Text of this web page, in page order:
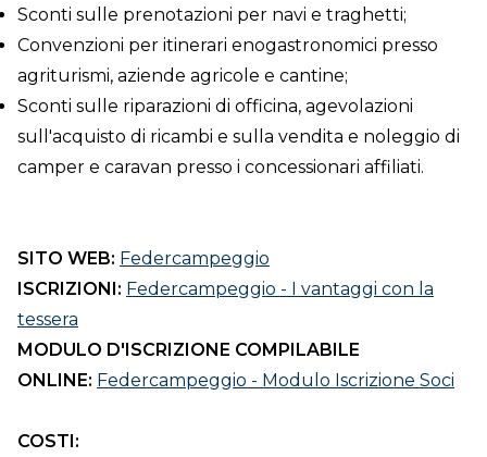
Sconti sulle prenotazioni per navi e traghetti;
Convenzioni per itinerari enogastronomici presso
agriturismi, aziende agricole e cantine;
Sconti sulle riparazioni di officina, agevolazioni
sull'acquisto di ricambi e sulla vendita e noleggio di
camper e caravan presso i concessionari affiliati.
SITO WEB: Federcampeggio
ISCRIZIONI: Federcampeggio - I vantaggi con la
tessera
MODULO D'ISCRIZIONE COMPILABILE
ONLINE: Federcampeggio - Modulo Iscrizione Soci
COSTI: